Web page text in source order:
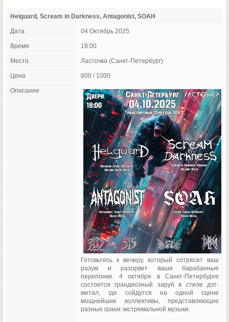
Helguard, Scream in Darkness, Antagonist, SOAH
Дата 04 Октябрь 2025
Время 18:00
Место Ласточка (Санкт-Петербург)
Цена 800 / 1000
Описание
Готовьтесь к вечеру, который сотрясет ваш
разум и разорвет ваши барабанные
перепонки. 4 октября в Санкт-Петербурге
состоится грандиозный заруб в стиле дэт-
метал, где сойдутся на одной сцене
мощнейшие коллективы, представляющие
разные грани экстремальной музыки.